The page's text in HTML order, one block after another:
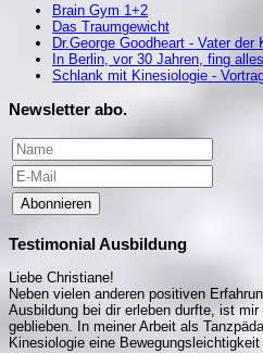
Brain Gym 1+2
Das Traumgewicht
Dr.George Goodheart - Vater der
In Berlin, vor 30 Jahren, fing alles
Schlank mit Kinesiologie -
Newsletter abo.
Abonnieren
Testimonial Ausbildung
Liebe Christiane!
Neben vielen anderen positiven
Ausbildung bei dir erleben durfte, ist
geblieben. In meiner Arbeit als
Kinesiologie eine